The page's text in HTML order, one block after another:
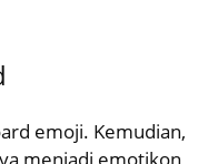
emoji. Kemudian,